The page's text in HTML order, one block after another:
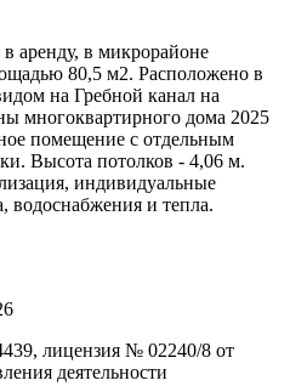
аренду, в микрорайоне
80,5 м2. Расположено в
на Гребной канал на
многоквартирного дома 2025
помещение с отдельным
Высота потолков - 4,06 м.
индивидуальные
водоснабжения и тепла.
лицензия № 02240/8 от
деятельности